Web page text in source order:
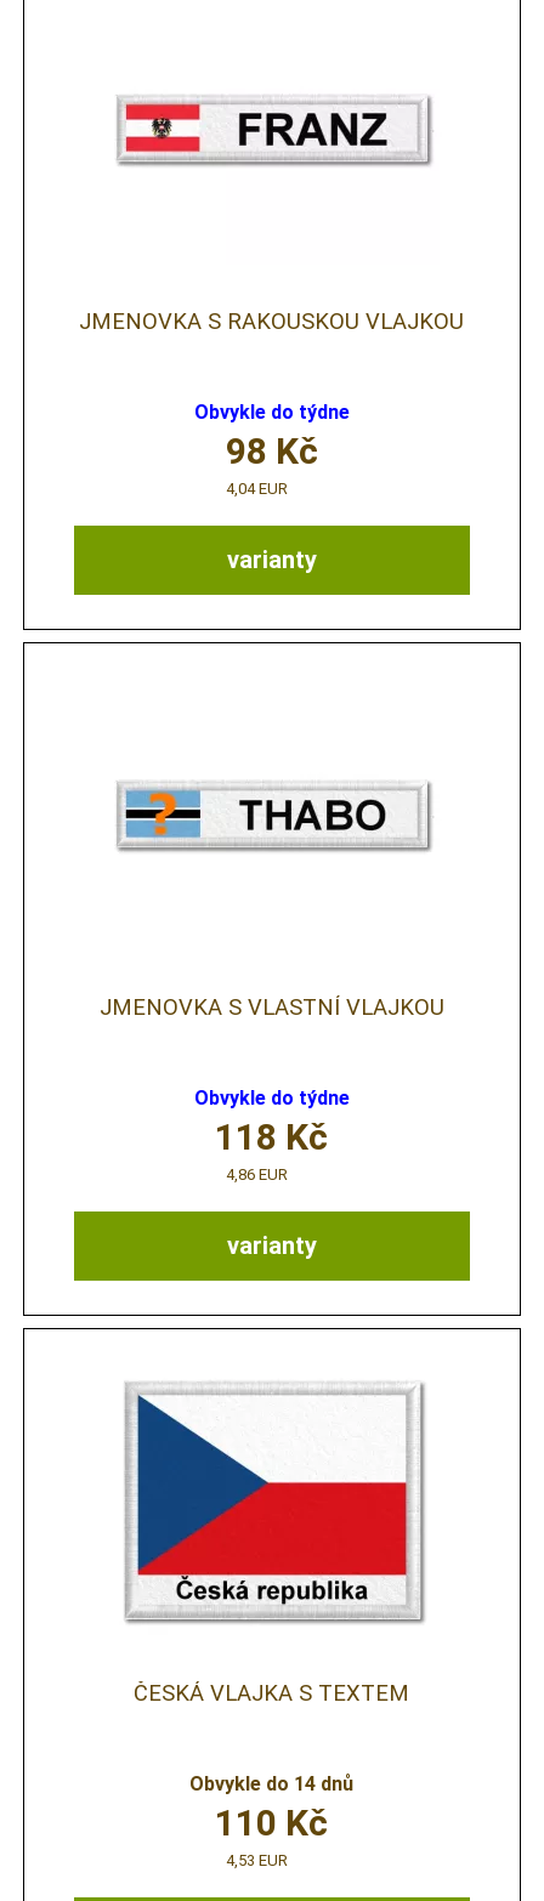
JMENOVKA S RAKOUSKOU VLAJKOU
Obvykle do týdne
varianty
98 Kč
4,04 EUR
JMENOVKA S VLASTNÍ VLAJKOU
Obvykle do týdne
varianty
118 Kč
4,86 EUR
ČESKÁ VLAJKA S TEXTEM
Obvykle do 14 dnů
110 Kč
4,53 EUR